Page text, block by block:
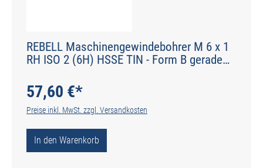
REBELL Maschinengewindebohrer M 6 x 1
RH ISO 2 (6H) HSSE TIN - Form B gerade
57,60 €*
Preise inkl. MwSt. zzgl. Versandkosten
In den Warenkorb